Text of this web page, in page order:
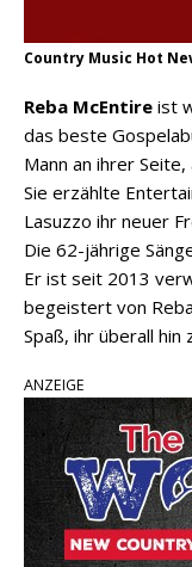
Country Music Hot
Reba McEntire ist
das beste
Mann an ihrer
Sie erzählte
Lasuzzo ihr neuer
Die 62-jährige
Er ist seit 2013
begeistert von
Spaß, ihr überall hin
ANZEIGE